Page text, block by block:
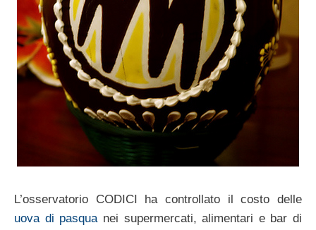
L’osservatorio CODICI ha controllato il costo delle
uova di pasquanei supermercati, alimentari e bar di